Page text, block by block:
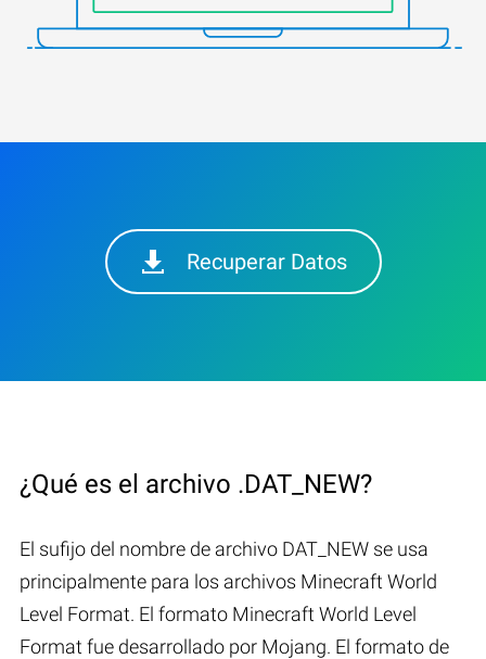
Recuperar Datos
¿Qué es el archivo .DAT_NEW?
El sufijo del nombre de archivo DAT_NEW se usa
principalmente para los archivos Minecraft World
Level Format. El formato Minecraft World Level
Format fue desarrollado por Mojang. El formato de